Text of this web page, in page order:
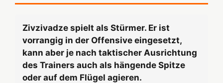
Zivzivadze spielt als Stürmer. Er ist
vorrangig in der Offensive eingesetzt,
kann aber je nach taktischer Ausrichtung
des Trainers auch als hängende Spitze
oder auf dem Flügel agieren.